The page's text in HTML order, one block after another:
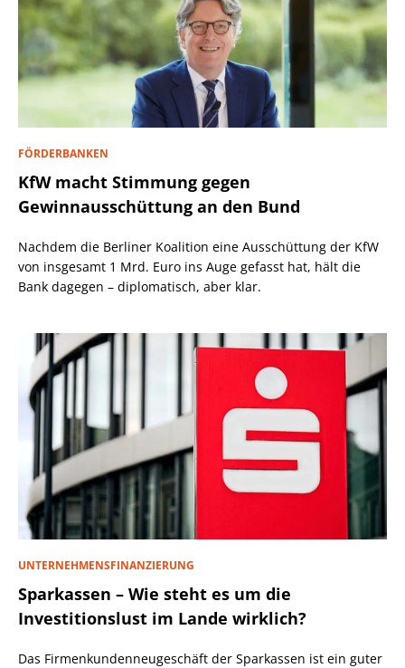
FÖRDERBANKEN
KfW macht Stimmung gegen
Gewinnausschüttung an den Bund
Nachdem die Berliner Koalition eine Ausschüttung der KfW
von insgesamt 1 Mrd. Euro ins Auge gefasst hat, hält die
Bank dagegen – diplomatisch, aber klar.
UNTERNEHMENSFINANZIERUNG
Sparkassen – Wie steht es um die
Investitionslust im Lande wirklich?
Das Firmenkundenneugeschäft der Sparkassen ist ein guter